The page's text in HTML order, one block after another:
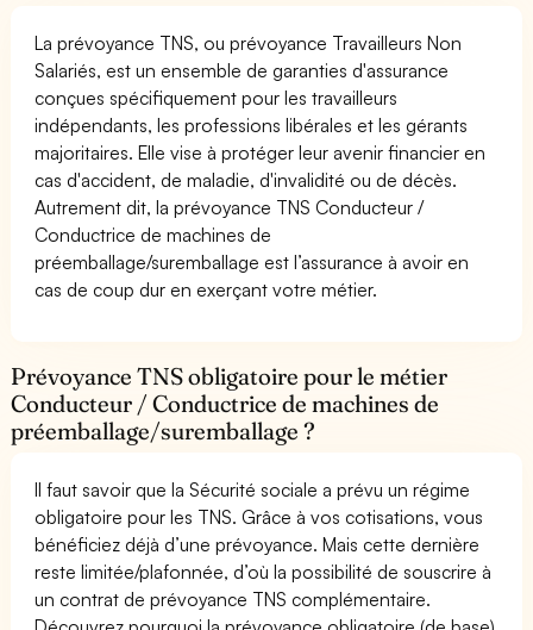
La prévoyance TNS, ou prévoyance Travailleurs Non
Salariés, est un ensemble de garanties d'assurance
conçues spécifiquement pour les travailleurs
indépendants, les professions libérales et les gérants
majoritaires. Elle vise à protéger leur avenir financier en
cas d'accident, de maladie, d'invalidité ou de décès.
Autrement dit, la prévoyance TNS Conducteur /
Conductrice de machines de
préemballage/suremballage est l’assurance à avoir en
cas de coup dur en exerçant votre métier.
Prévoyance TNS obligatoire pour le métier
Conducteur / Conductrice de machines de
préemballage/suremballage ?
Il faut savoir que la Sécurité sociale a prévu un régime
obligatoire pour les TNS. Grâce à vos cotisations, vous
bénéficiez déjà d’une prévoyance. Mais cette dernière
reste limitée/plafonnée, d’où la possibilité de souscrire à
un contrat de prévoyance TNS complémentaire.